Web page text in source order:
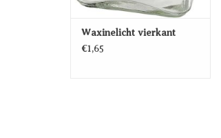
Waxinelicht vierkant
€1,65